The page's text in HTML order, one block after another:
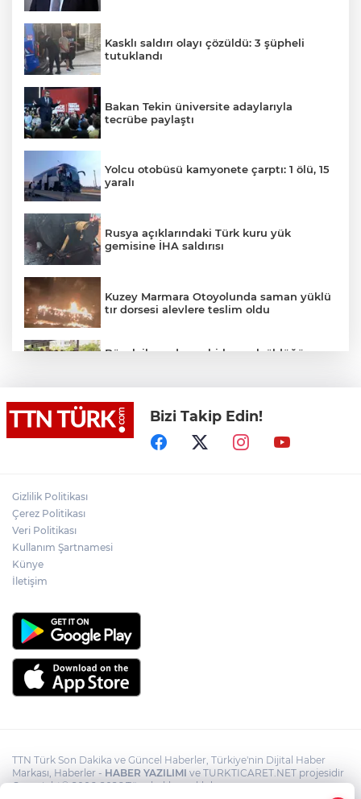
Kasklı saldırı olayı çözüldü: 3 şüpheli
tutuklandı
Bakan Tekin üniversite adaylarıyla
tecrübe paylaştı
Yolcu otobüsü kamyonete çarptı: 1 ölü, 15
yaralı
Rusya açıklarındaki Türk kuru yük
gemisine İHA saldırısı
Kuzey Marmara Otoyolunda saman yüklü
tır dorsesi alevlere teslim oldu
Böcek ilacından zehirlenerek öldüğü
İstanbul’dan Tekirdağ’a hafta sonu akını:
Kilometrelerce araç kuyruğu
Terörsüz Türkiye yasa teklifi
Bizi Takip Edin!
Gizlilik Politikası
Çerez Politikası
Veri Politikası
Kullanım Şartnamesi
Künye
İletişim
TTN Türk Son Dakika ve Güncel Haberler, Türkiye'nin Dijital Haber
Markası, Haberler - HABER YAZILIMI ve TURKTICARET.NET projesidir
Copyright© 2006-2026 Tüm hakları saklıdır.